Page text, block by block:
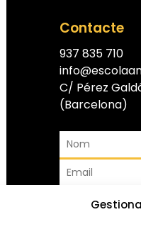
Contacte
937 835 710
C/ Pérez
(Barcelona)